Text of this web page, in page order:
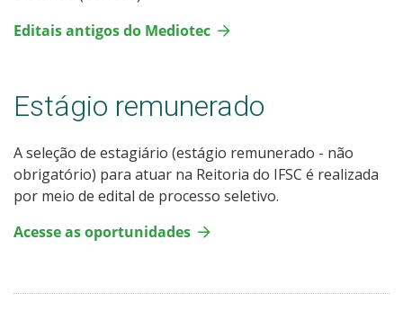
Editais antigos do Mediotec
Estágio remunerado
A seleção de estagiário (estágio remunerado - não
obrigatório) para atuar na Reitoria do IFSC é realizada
por meio de edital de processo seletivo.
Acesse as oportunidades